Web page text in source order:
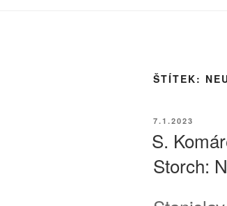
ŠTÍTEK:
PUBLIKOVÁNO
7.1.2023
S.
Storch: